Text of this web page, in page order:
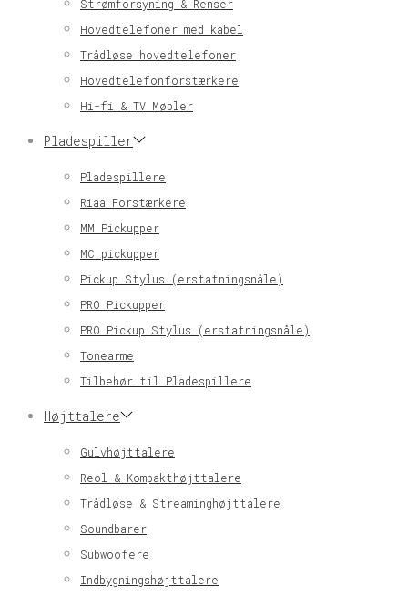
Strømforsyning & Renser
Hovedtelefoner med kabel
Trådløse hovedtelefoner
Hovedtelefonforstærkere
Hi-fi & TV Møbler
Pladespiller
Pladespillere
Riaa Forstærkere
MM Pickupper
MC pickupper
Pickup Stylus (erstatningsnåle)
PRO Pickupper
PRO Pickup Stylus (erstatningsnåle)
Tonearme
Tilbehør til Pladespillere
Højttalere
Gulvhøjttalere
Reol & Kompakthøjttalere
Trådløse & Streaminghøjttalere
Soundbarer
Subwoofere
Indbygningshøjttalere